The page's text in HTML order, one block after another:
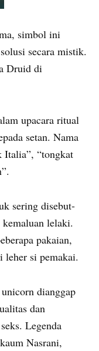
simbol ini
secara mistik.
Druid di
upacara ritual
setan. Nama
Italia”, “tongkat
sering disebut-
lelaki.
pakaian,
si pemakai.
dianggap
dan
Legenda
Nasrani,